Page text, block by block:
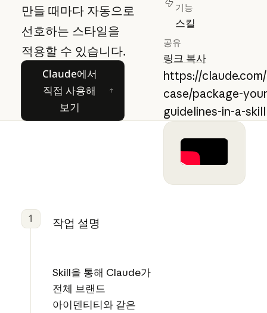
만들 때마다 자동으로
선호하는 스타일을
적용할 수 있습니다.
Claude에서
직접 사용해
보기
Claude에서 직접 사용해 보기
기능
스킬
공유
링크 복사
https://
case/package-
guidelines-in-a-skill
1 작업 설명
Skill을 통해 Claude가
전체 브랜드
아이덴티티와 같은